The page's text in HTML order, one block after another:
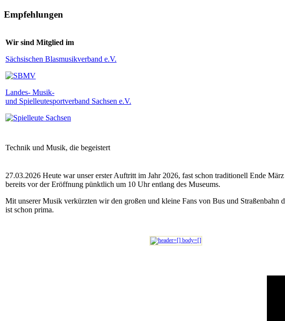
Empfehlungen
Wir sind Mitglied im
Sächsischen Blasmusikverband e.V.
Landes- Musik-
und Spielleutesportverband Sachsen e.V.
Technik und Musik, die begeistert
27.03.2026 Heute war unser erster Auftritt im Jahr 2026, fast schon traditionell Ende
bereits vor der Eröffnung pünktlich um 10 Uhr entlang des Museums.
Mit unserer Musik verkürzten wir den großen und kleine Fans von Bus und
ist schon prima.